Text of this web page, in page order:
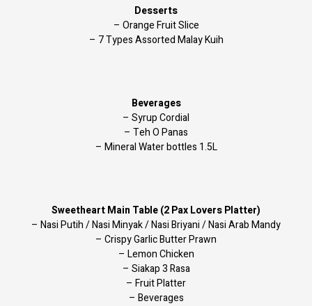
Desserts
– Orange Fruit Slice
– 7 Types Assorted Malay Kuih
Beverages
– Syrup Cordial
– Teh O Panas
– Mineral Water bottles 1.5L
Sweetheart Main Table (2 Pax Lovers Platter)
– Nasi Putih / Nasi Minyak / Nasi Briyani / Nasi Arab Mandy
– Crispy Garlic Butter Prawn
– Lemon Chicken
– Siakap 3 Rasa
– Fruit Platter
– Beverages